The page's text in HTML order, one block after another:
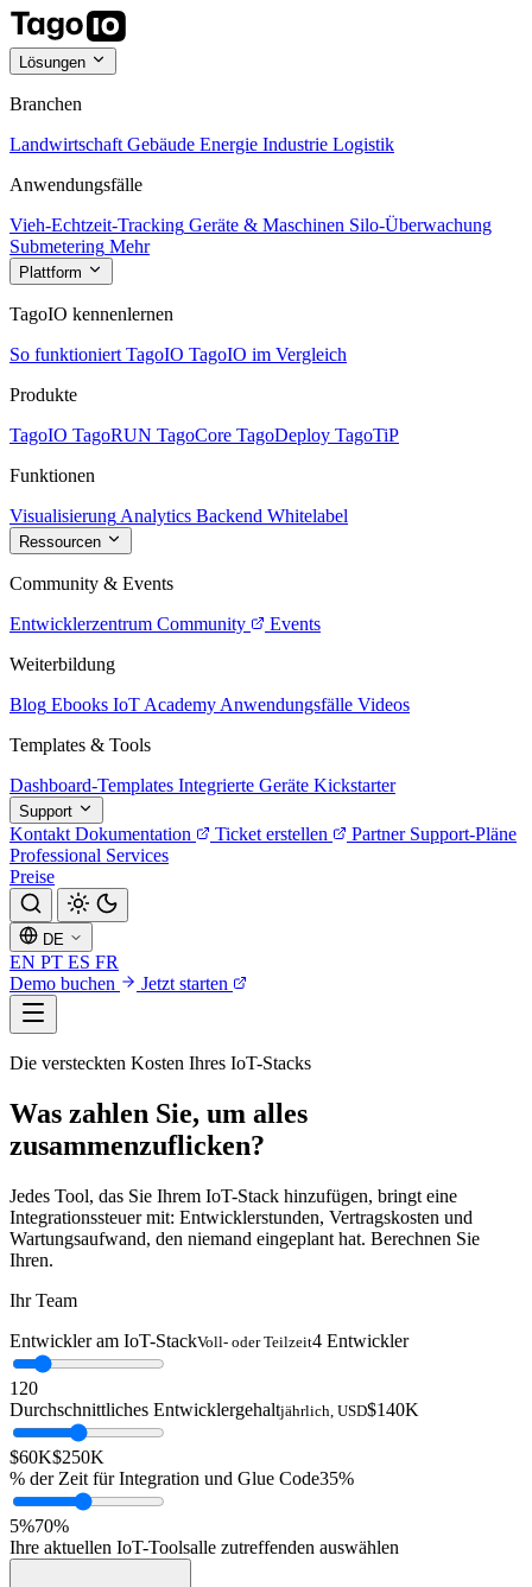
Lösungen
Branchen
Landwirtschaft Gebäude Energie Industrie Logistik
Anwendungsfälle
Vieh-Echtzeit-Tracking Geräte & Maschinen Silo-Überwachung
Submetering Mehr
Plattform
TagoIO kennenlernen
So funktioniert TagoIO TagoIO im Vergleich
Produkte
TagoIO TagoRUN TagoCore TagoDeploy TagoTiP
Funktionen
Visualisierung Analytics Backend Whitelabel
Ressourcen
Community & Events
Entwicklerzentrum Community
Events
Weiterbildung
Blog Ebooks IoT Academy Anwendungsfälle Videos
Templates & Tools
Dashboard-Templates Integrierte Geräte Kickstarter
Support
Kontakt Dokumentation Ticket erstellen Partner Support-Pläne
Professional Services
Preise
DE
EN PT ES FR
Demo buchen
Jetzt starten
Die versteckten Kosten Ihres IoT-Stacks
Was zahlen Sie, um alles
zusammenzuflicken?
Jedes Tool, das Sie Ihrem IoT-Stack hinzufügen, bringt eine
Integrationssteuer mit: Entwicklerstunden, Vertragskosten und
Wartungsaufwand, den niemand eingeplant hat. Berechnen Sie
Ihren.
Ihr Team
Entwickler am IoT-StackVoll- oder Teilzeit4 Entwickler
1 20
Durchschnittliches Entwicklergehaltjährlich, USD$140K
$60K$250K
% der Zeit für Integration und Glue Code35%
5%70%
Ihre aktuellen IoT-Toolsalle zutreffenden auswählen